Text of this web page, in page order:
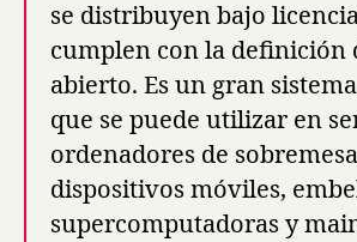
se distribuyen bajo
cumplen con la definición
abierto. Es un gran
que se puede utilizar en
ordenadores de
dispositivos móviles,
supercomputadoras y